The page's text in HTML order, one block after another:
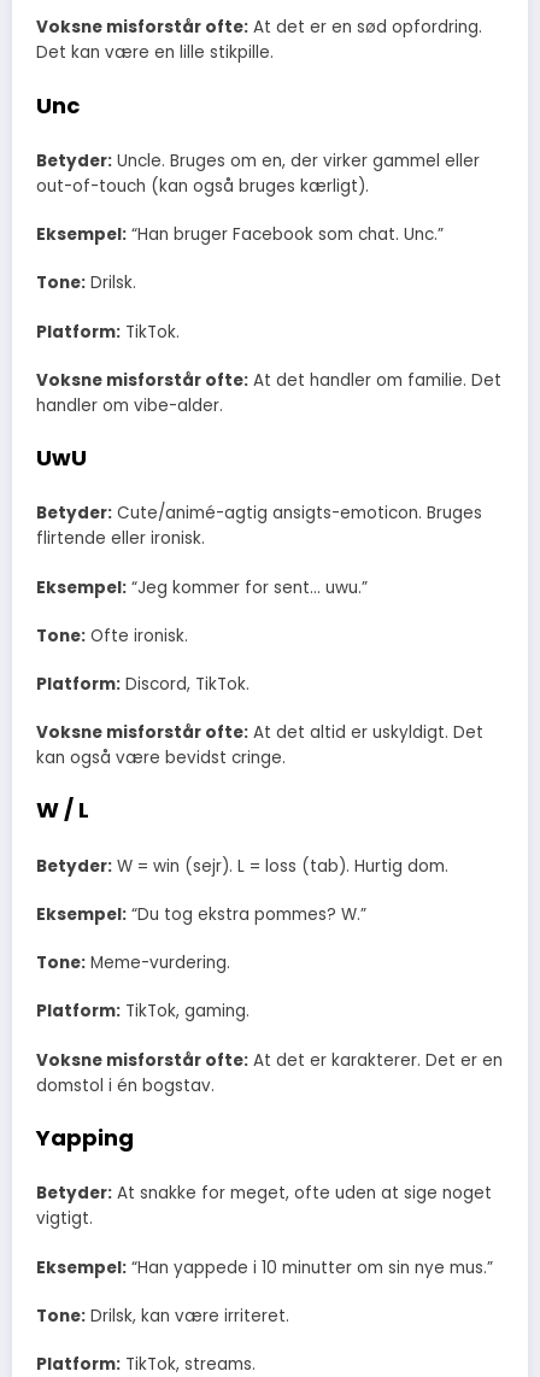
Voksne misforstår ofte: At det er en sød opfordring.
Det kan være en lille stikpille.
Unc
Betyder: Uncle. Bruges om en, der virker gammel eller
out-of-touch (kan også bruges kærligt).
Eksempel: “Han bruger Facebook som chat. Unc.”
Tone: Drilsk.
Platform: TikTok.
Voksne misforstår ofte: At det handler om familie. Det
handler om vibe-alder.
UwU
Betyder: Cute/animé-agtig ansigts-emoticon. Bruges
flirtende eller ironisk.
Eksempel: “Jeg kommer for sent… uwu.”
Tone: Ofte ironisk.
Platform: Discord, TikTok.
Voksne misforstår ofte: At det altid er uskyldigt. Det
kan også være bevidst cringe.
W / L
Betyder: W = win (sejr). L = loss (tab). Hurtig dom.
Eksempel: “Du tog ekstra pommes? W.”
Tone: Meme-vurdering.
Platform: TikTok, gaming.
Voksne misforstår ofte: At det er karakterer. Det er en
domstol i én bogstav.
Yapping
Betyder: At snakke for meget, ofte uden at sige noget
vigtigt.
Eksempel: “Han yappede i 10 minutter om sin nye mus.”
Tone: Drilsk, kan være irriteret.
Platform: TikTok, streams.